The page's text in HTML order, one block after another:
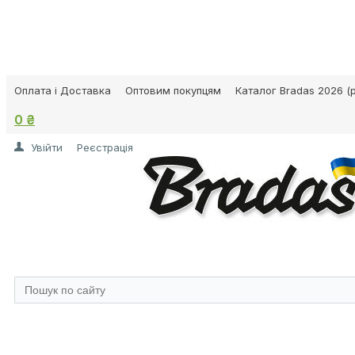
Оплата і Доставка Оптовим покупцям Каталог Bradas 2026
0 ₴
Увійти Реєстрація